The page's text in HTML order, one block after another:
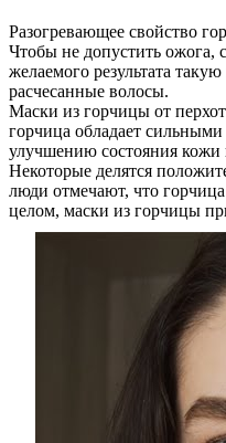
Разогревающее свойство
Чтобы не допустить ожога,
желаемого результата
расчесанные волосы.
Маски из горчицы от
горчица обладает
улучшению состояния
Некоторые делятся
люди отмечают, что
целом, маски из горчицы